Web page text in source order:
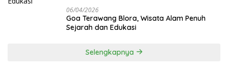
06/04/2026
Goa Terawang Blora, Wisata Alam Penuh
Sejarah dan Edukasi
Selengkapnya